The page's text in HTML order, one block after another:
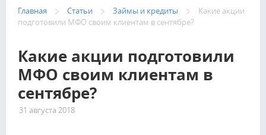
Главная Статьи Займы и кредиты
Какие акции
подготовили МФО своим клиентам в сентябре?
Какие акции подготовили
МФО своим клиентам в
сентябре?
31 августа 2018